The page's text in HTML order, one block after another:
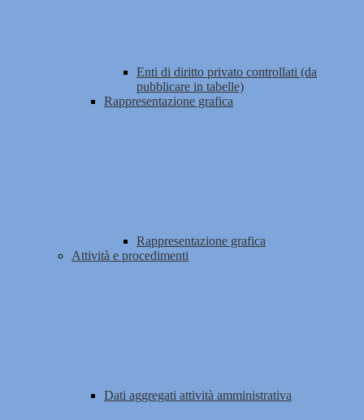
Enti di diritto privato controllati (da
pubblicare in tabelle)
Rappresentazione grafica
Rappresentazione grafica
Attività e procedimenti
Dati aggregati attività amministrativa